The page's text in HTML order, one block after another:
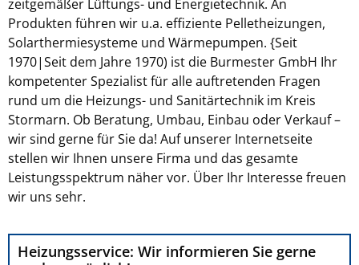
zeitgemäßer Lüftungs- und Energietechnik. An
Produkten führen wir u.a. effiziente Pelletheizungen,
Solarthermiesysteme und Wärmepumpen. {Seit
1970|Seit dem Jahre 1970) ist die Burmester GmbH Ihr
kompetenter Spezialist für alle auftretenden Fragen
rund um die Heizungs- und Sanitärtechnik im Kreis
Stormarn. Ob Beratung, Umbau, Einbau oder Verkauf –
wir sind gerne für Sie da! Auf unserer Internetseite
stellen wir Ihnen unsere Firma und das gesamte
Leistungsspektrum näher vor. Über Ihr Interesse freuen
wir uns sehr.
Heizungsservice: Wir informieren Sie gerne